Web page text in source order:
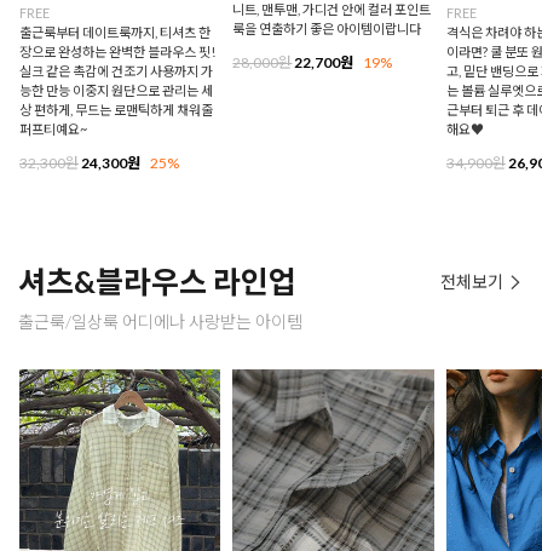
FREE
출근룩부터 데이트룩까지, 티셔츠 한
장으로 완성하는 완벽한 블라우스 핏!
실크 같은 촉감에 건조기 사용까지 가
능한 만능 이중지 원단으로 관리는 세
상 편하게, 무드는 로맨틱하게 채워줄
퍼프티예요~
32,300원24,300원 25%
니트, 맨투맨, 가디건 안에 컬러 포인트
룩을 연출하기 좋은 아이템이랍니다
28,000원22,700원 19%
FREE
격식은 차려야 하
이라면? 쿨 분또
고, 밑단 밴딩으
는 볼륨 실루엣으
근부터 퇴근 후
해요♥
34,900원
셔츠&블라우스 라인업
출근룩/일상룩 어디에나 사랑받는 아이템
전체보기